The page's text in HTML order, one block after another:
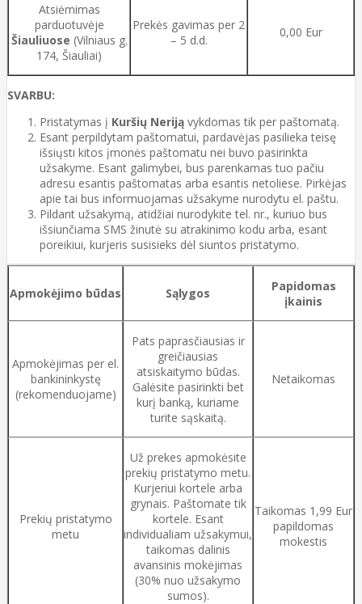
Atsiėmimas
parduotuvėje
Šiauliuose (Vilniaus g.
174, Šiauliai)
Prekės gavimas per 2
– 5 d.d.
0,00 Eur
SVARBU:
Pristatymas į Kuršių Neriją vykdomas tik per paštomatą.
Esant perpildytam paštomatui, pardavėjas pasilieka teisę
išsiųsti kitos įmonės paštomatu nei buvo pasirinkta
užsakyme. Esant galimybei, bus parenkamas tuo pačiu
adresu esantis paštomatas arba esantis netoliese. Pirkėjas
apie tai bus informuojamas užsakyme nurodytu el. paštu.
Pildant užsakymą, atidžiai nurodykite tel. nr., kuriuo bus
išsiunčiama SMS žinutė su atrakinimo kodu arba, esant
poreikiui, kurjeris susisieks dėl siuntos pristatymo.
Apmokėjimo būdas Sąlygos
Papidomas
įkainis
Apmokėjimas per el.
bankininkystę
(rekomenduojame)
Pats paprasčiausias ir
greičiausias
atsiskaitymo būdas.
Galėsite pasirinkti bet
kurį banką, kuriame
turite sąskaitą.
Netaikomas
Prekių pristatymo
metu
Už prekes apmokėsite
prekių pristatymo metu.
Kurjeriui kortele arba
grynais. Paštomate tik
kortele. Esant
individualiam užsakymui,
taikomas dalinis
avansinis mokėjimas
(30% nuo užsakymo
sumos).
Taikomas 1,99 Eur
papildomas
mokestis